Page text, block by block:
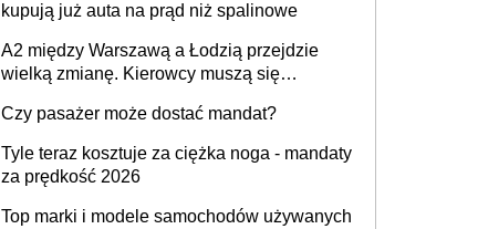
kupują już auta na prąd niż spalinowe
A2 między Warszawą a Łodzią przejdzie
wielką zmianę. Kierowcy muszą się
Czy pasażer może dostać mandat?
Tyle teraz kosztuje za ciężka noga - mandaty
za prędkość 2026
Top marki i modele samochodów używanych